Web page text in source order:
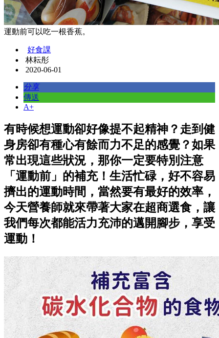
運動前可以吃一根香蕉。
好食課
林耘彤
2020-06-01
分享
傳送
A+
有時候想運動卻好像提不起精神？走到健
身房卻有種心有餘而力不足的感覺？如果
常出現這些狀況，那你一定要特別注意
「運動前」的補充！生活忙碌，好不容易
擠出的運動時間，當然要有最好的效率，
今天營養師就來帶著大家在超商選食，讓
我們每次都能活力充沛的邁開腳步，享受
運動！